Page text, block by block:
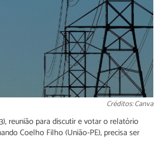
Créditos: Canva
reunião para discutir e votar o relatório
Coelho Filho (União-PE), precisa ser